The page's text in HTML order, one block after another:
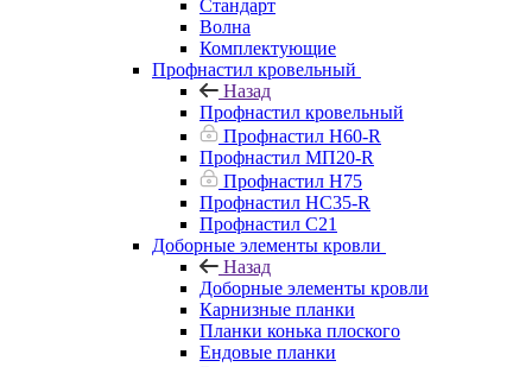
Стандарт
Волна
Комплектующие
Профнастил кровельный
Назад
Профнастил кровельный
Профнастил Н60-R
Профнастил МП20-R
Профнастил Н75
Профнастил НС35-R
Профнастил С21
Доборные элементы кровли
Назад
Доборные элементы кровли
Карнизные планки
Планки конька плоского
Ендовые планки